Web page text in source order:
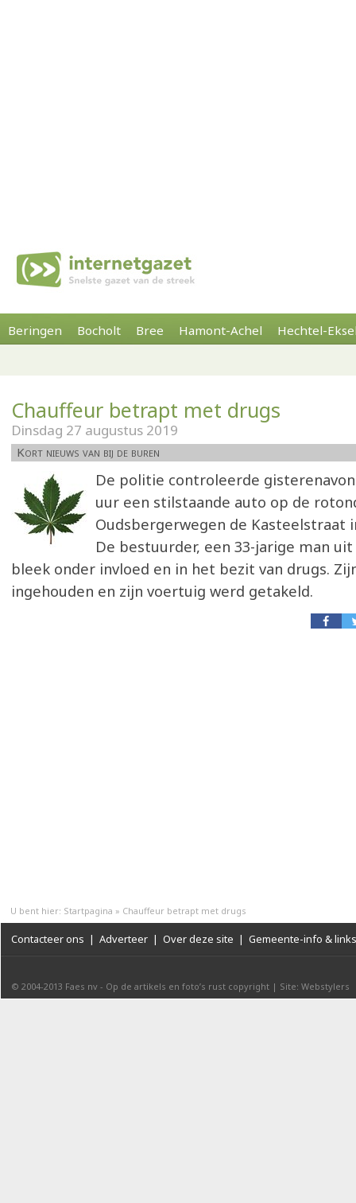
Beringen Bocholt Bree Hamont-Achel Hechtel-
Chauffeur betrapt met drugs
Dinsdag 27 augustus 2019
Kort nieuws van bij de buren
De politie controleerde
uur een stilstaande auto op de
Oudsbergerwegen de Kasteelstraat
De bestuurder, een 33-jarige man
bleek onder invloed en in het bezit van drugs.
ingehouden en zijn voertuig werd getakeld.
U bent hier: Startpagina » Chauffeur betrapt met drugs
Contacteer ons | Adverteer | Over deze site | Gemeente-info & links
© 2004-2013 Faes nv - Op de artikels en foto’s rust copyright | Site: Webstylers